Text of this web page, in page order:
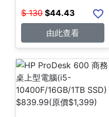
$ 130 $44.43
由此查看